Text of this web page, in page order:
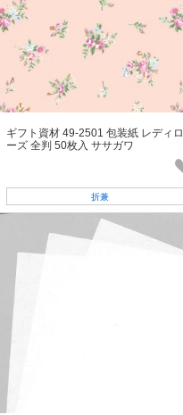
ギフト資材 49-2501 包装紙 レディロ
ーズ 全判 50枚入 ササガワ
折兼